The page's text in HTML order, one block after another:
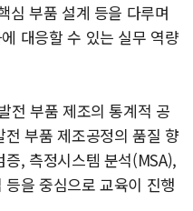
심 부품 설계 등을 다루며
대응할 수 있는 실무 역량
전 부품 제조의 통계적 공
전 부품 제조공정의 품질 향
, 측정시스템 분석(MSA),
을 중심으로 교육이 진행